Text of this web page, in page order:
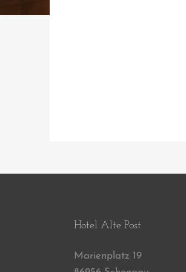
Hotel Alte Post
Marienplatz 19